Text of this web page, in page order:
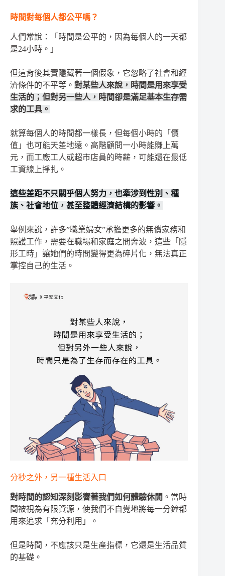
時間對每個人都公平嗎？
人們常說：「時間是公平的，因為每個人的一天都
是24小時。」
但這背後其實隱藏著一個假象，它忽略了社會和經
濟條件的不平等。 對某些人來說，時間是用來享受
生活的；但對另一些人，時間卻是滿足基本生存需
求的工具。
就算每個人的時間都一樣長，但每個小時的「價
值」也可能天差地遠。高階顧問一小時能賺上萬
元，而工廠工人或超市店員的時薪，可能還在最低
工資線上掙扎。
這些差距不只關乎個人努力，也牽涉到性別、種
族、社會地位，甚至整體經濟結構的影響。
舉例來說，許多”職業婦女”承擔更多的無償家務和
照護工作，需要在職場和家庭之間奔波，這些「隱
形工時」讓她們的時間變得更為碎片化，無法真正
掌控自己的生活。
分秒之外，另一種生活入口
對時間的認知深刻影響著我們如何體驗休閒 。當時
間被視為有限資源，使我們不自覺地將每一分鐘都
用來追求「充分利用」。
但是時間，不應該只是生產指標，它還是生活品質
的基礎。